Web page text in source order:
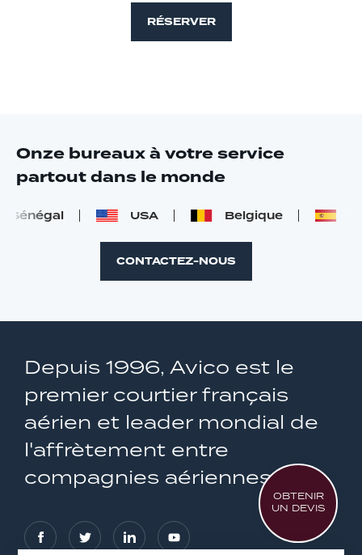
RÉSERVER
Onze bureaux à votre service
partout dans le monde
USA Belgique
CONTACTEZ-NOUS
OBTENIR
UN DEVIS
Depuis 1996, Avico est le
premier courtier français
aérien et leader mondial de
l'affrètement entre
compagnies aériennes